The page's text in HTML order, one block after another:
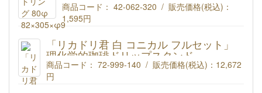
商品コード： 42-062-320 / 販売価格(税込)：
1,595円
「リカドリ君 白 コニカル フルセット」
理化学的珈琲ドリップスタンド
商品コード： 72-999-140 / 販売価格(税込)： 12,672
円